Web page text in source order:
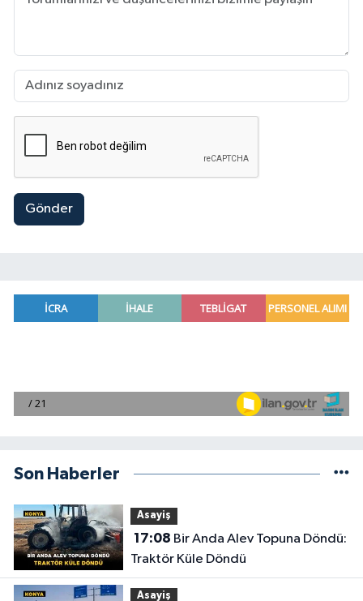
Gönder
Son Haberler
Asayiş
17:08
Traktör Küle Döndü
Asayiş